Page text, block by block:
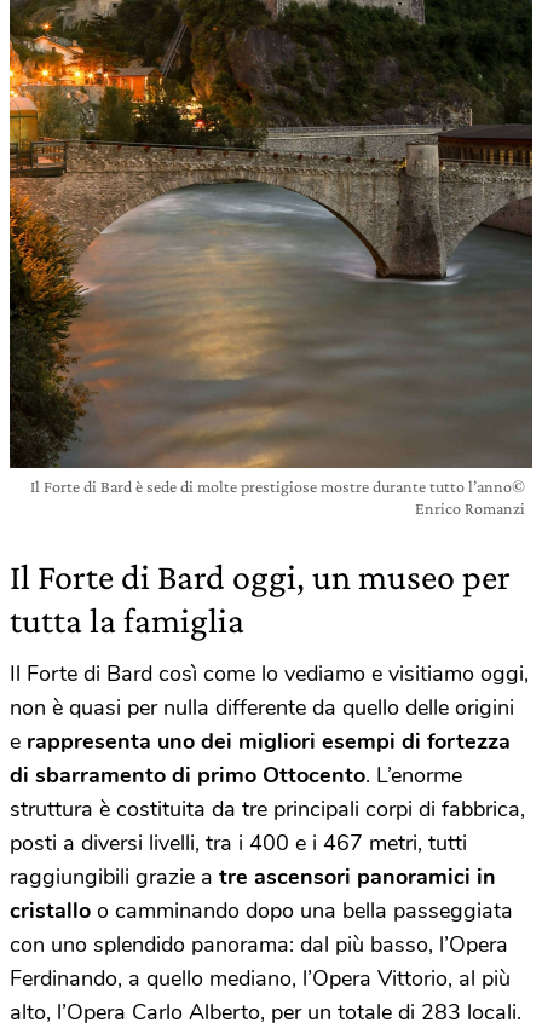
Il Forte di Bard è sede di molte prestigiose mostre durante tutto l’anno©
Enrico Romanzi
Il Forte di Bard oggi, un museo per
tutta la famiglia
Il Forte di Bard così come lo vediamo e visitiamo oggi,
non è quasi per nulla differente da quello delle origini
e rappresenta uno dei migliori esempi di fortezza
di sbarramento di primo Ottocento. L’enorme
struttura è costituita da tre principali corpi di fabbrica,
posti a diversi livelli, tra i 400 e i 467 metri, tutti
raggiungibili grazie a tre ascensori panoramici in
cristallo o camminando dopo una bella passeggiata
con uno splendido panorama: dal più basso, l’Opera
Ferdinando, a quello mediano, l’Opera Vittorio, al più
alto, l’Opera Carlo Alberto, per un totale di 283 locali.